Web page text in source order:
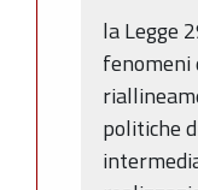
la Legge
fenomeni
politiche